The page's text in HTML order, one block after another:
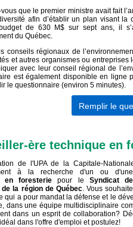
que le premier ministre avait fait
afin d’établir un plan visant la
de 630 M$ sur sept ans, il
du Québec.
conseils régionaux de
et autres organismes ou
avec leur conseil régional de
est également disponible en ligne
le questionnaire (environ 5 minutes).
Remplir le
ère technique en
de l'UPA de la Capitale-
à la recherche d'un ou
en foresteriepour le Syndicat
la région de Québec. Vous
qui a pour mandat la défense et le
dans une équipe multidisciplinaire
dans un esprit de collaboration?
dans l'offre d'emploi et postulez!